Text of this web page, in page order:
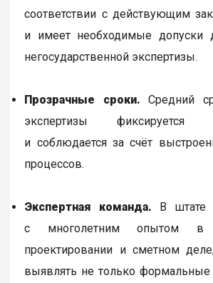
соответствии с действующим
и имеет необходимые допуски
негосударственной экспертизы.
Прозрачные сроки. Средний
экспертизы
и соблюдается за счёт
процессов.
Экспертная команда. В штате
с многолетним опытом в
проектировании и сметном
выявлять не только формальные